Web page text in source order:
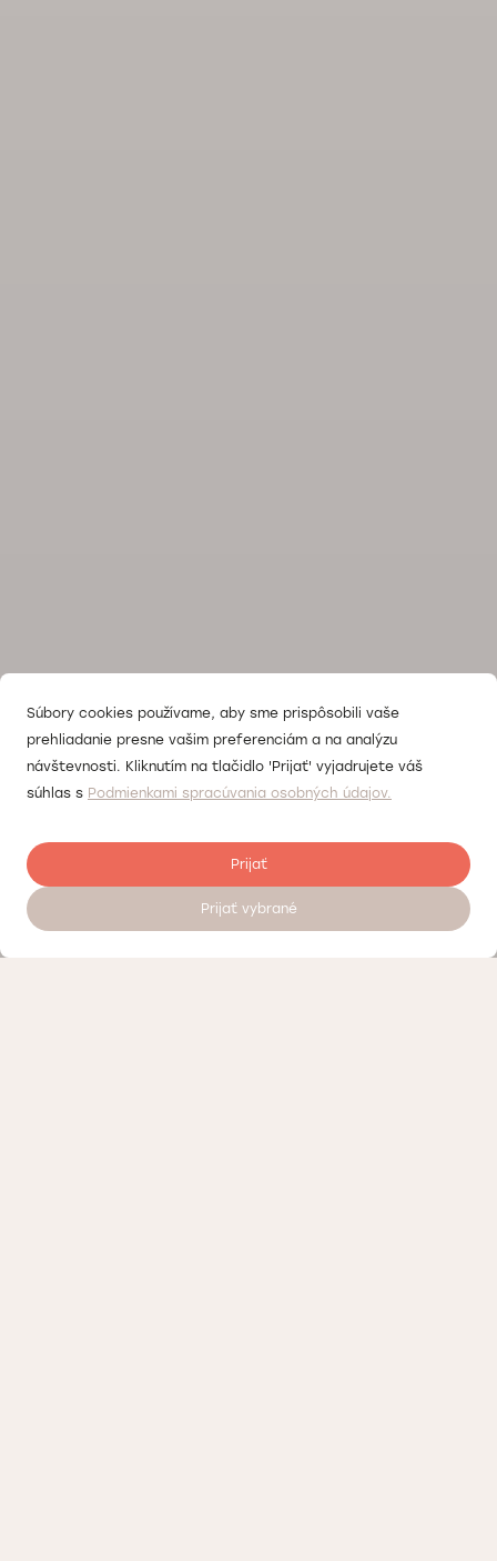
Súbory cookies používame, aby sme prispôsobili vaše
prehliadanie presne vašim preferenciám a na analýzu
návštevnosti. Kliknutím na tlačidlo 'Prijať' vyjadrujete váš
súhlas s Podmienkami spracúvania osobných údajov.
Prijať
Prijať vybrané
Objednať sa na vyšetrenie 24/7